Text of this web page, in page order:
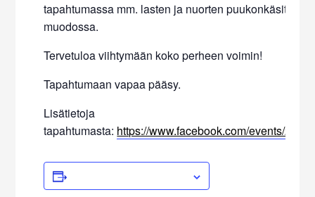
tapahtumassa mm. lasten ja nuorten
muodossa.
Tervetuloa viihtymään koko perheen voimin!
Tapahtumaan vapaa pääsy.
Lisätietoja
tapahtumasta: https://www.facebook.com/events/